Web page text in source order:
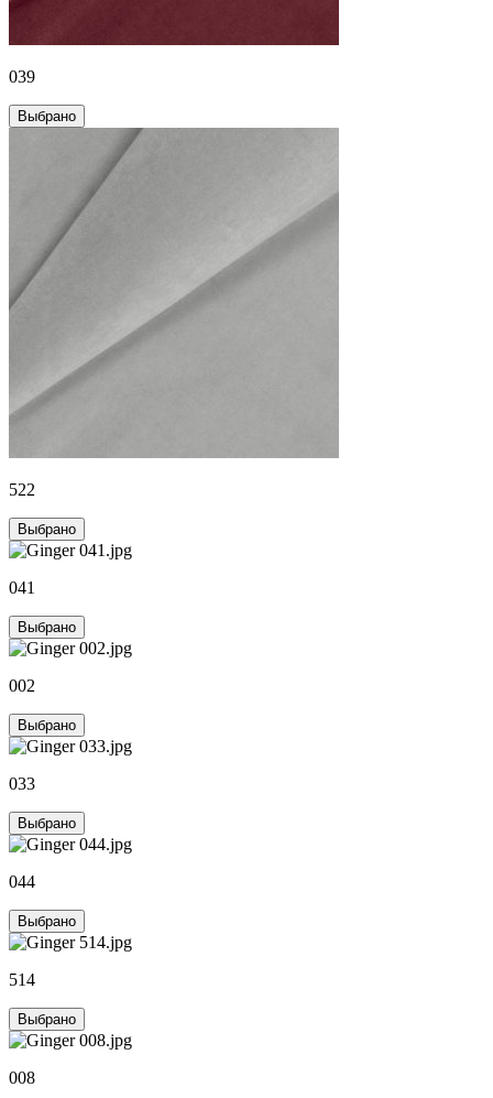
039
Выбрано
522
Выбрано
041
Выбрано
002
Выбрано
033
Выбрано
044
Выбрано
514
Выбрано
008